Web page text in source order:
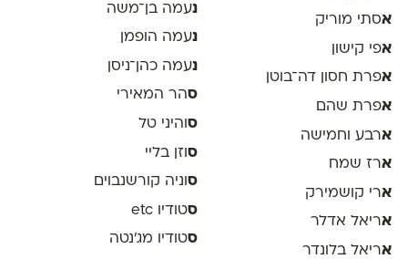
אסתי מוריק
אפי קישון
אפרת חסון דה־בוטן
אפרת שהם
ארבע וחמישה
ארז שמח
ארי קושמירק
אריאל אדלר
אריאל בלונדר
נעמה בן־משה
נעמה הופמן
נעמה כהן־ניסן
סהר המאירי
ס והיני טל
סוזן בליי
ס וניה קורשנבוים
סטודיו etc
סטודיו מג'נטה